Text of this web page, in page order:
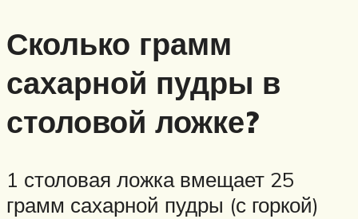
Сколько грамм
сахарной пудры в
столовой ложке?
1 столовая ложка вмещает 25
грамм сахарной пудры (с горкой)